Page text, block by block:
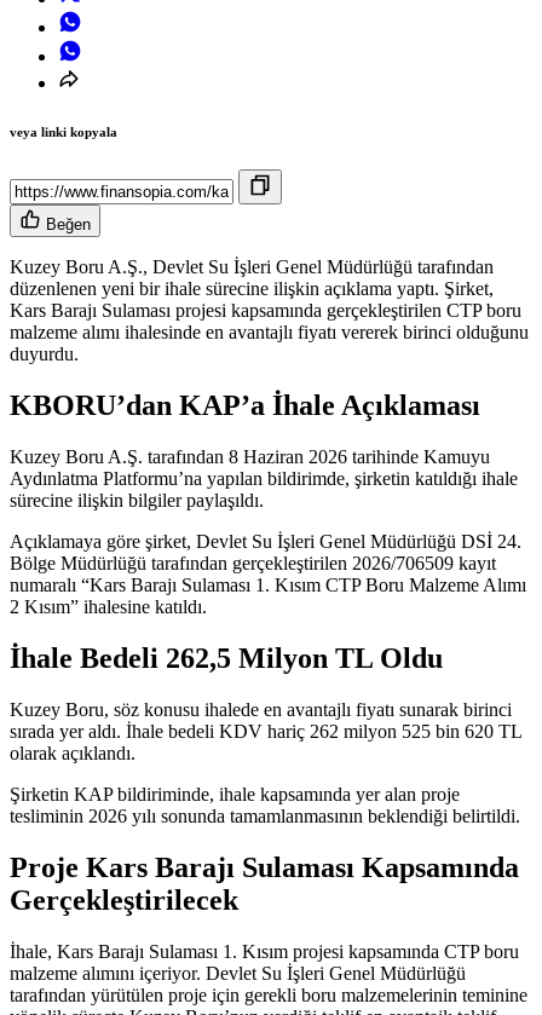
veya linki kopyala
Beğen
Kuzey Boru A.Ş., Devlet Su İşleri Genel Müdürlüğü tarafından
düzenlenen yeni bir ihale sürecine ilişkin açıklama yaptı. Şirket,
Kars Barajı Sulaması projesi kapsamında gerçekleştirilen CTP boru
malzeme alımı ihalesinde en avantajlı fiyatı vererek birinci olduğunu
duyurdu.
KBORU’dan KAP’a İhale Açıklaması
Kuzey Boru A.Ş. tarafından 8 Haziran 2026 tarihinde Kamuyu
Aydınlatma Platformu’na yapılan bildirimde, şirketin katıldığı ihale
sürecine ilişkin bilgiler paylaşıldı.
Açıklamaya göre şirket, Devlet Su İşleri Genel Müdürlüğü DSİ 24.
Bölge Müdürlüğü tarafından gerçekleştirilen 2026/706509 kayıt
numaralı “Kars Barajı Sulaması 1. Kısım CTP Boru Malzeme Alımı
2 Kısım” ihalesine katıldı.
İhale Bedeli 262,5 Milyon TL Oldu
Kuzey Boru, söz konusu ihalede en avantajlı fiyatı sunarak birinci
sırada yer aldı. İhale bedeli KDV hariç 262 milyon 525 bin 620 TL
olarak açıklandı.
Şirketin KAP bildiriminde, ihale kapsamında yer alan proje
tesliminin 2026 yılı sonunda tamamlanmasının beklendiği belirtildi.
Proje Kars Barajı Sulaması Kapsamında
Gerçekleştirilecek
İhale, Kars Barajı Sulaması 1. Kısım projesi kapsamında CTP boru
malzeme alımını içeriyor. Devlet Su İşleri Genel Müdürlüğü
tarafından yürütülen proje için gerekli boru malzemelerinin teminine